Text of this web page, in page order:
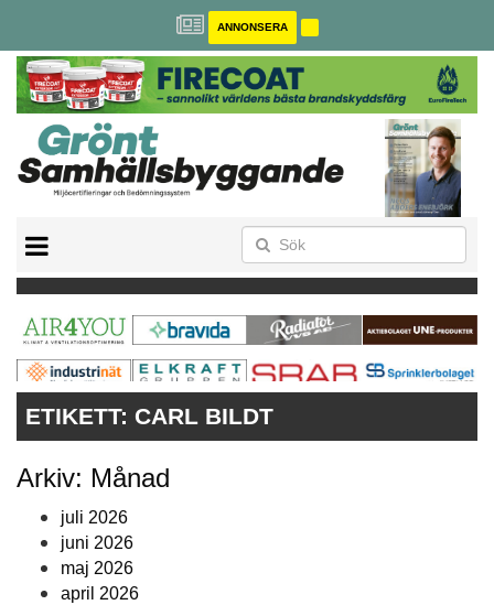
ANNONSERA
MILJÖBYGGNAD
NOLLCO2
CITYLAB
GREENBUILDING
ANNONSERA
ETIKETT: CARL BILDT
Arkiv: Månad
juli 2026
juni 2026
maj 2026
april 2026